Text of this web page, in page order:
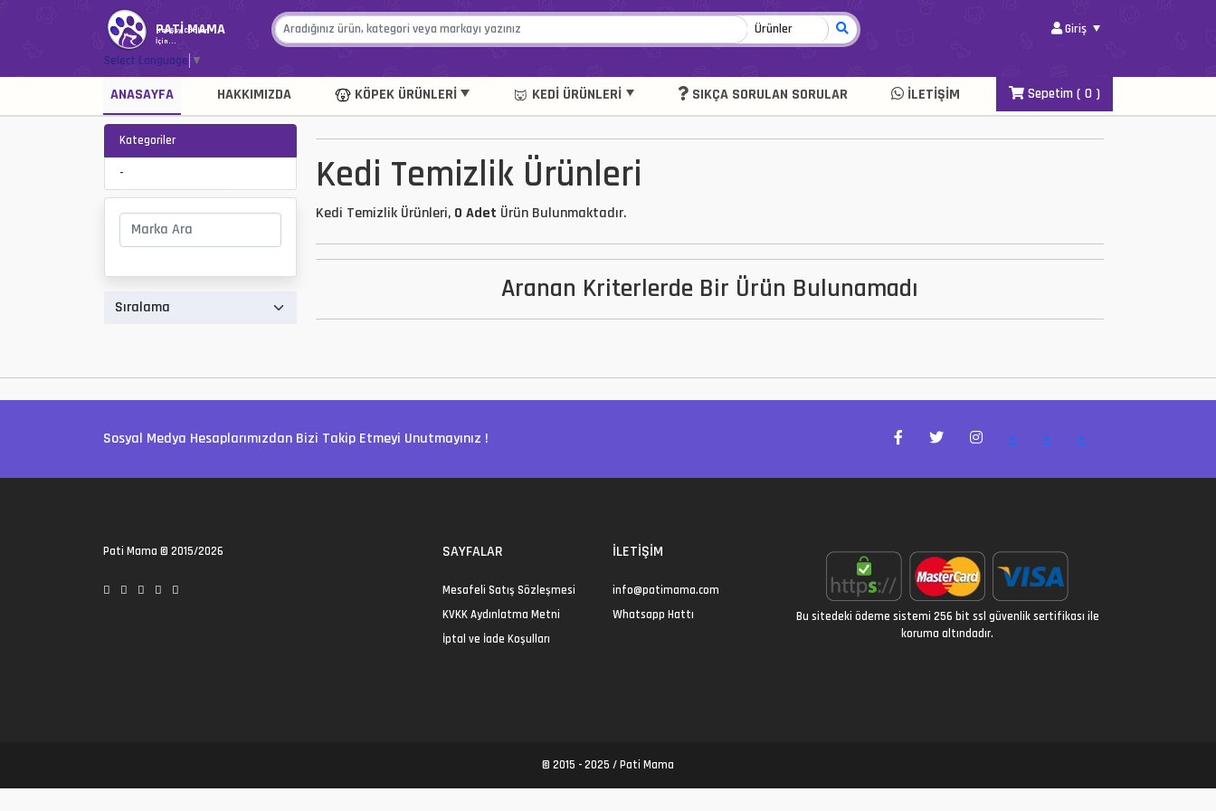
PATİ MAMA
Her Şey Canlar
İçin...
Giriş
Select Language ▼
ANASAYFA HAKKIMIZDA KÖPEK ÜRÜNLERI KEDI ÜRÜNLERI SIKÇA SORULAN SORULAR İLETIŞIM Sepetim ( 0)
Kategoriler
- Kedi Temizlik Ürünleri
Kedi Temizlik Ürünleri, 0 Adet Ürün Bulunmaktadır.
Aranan Kriterlerde Bir Ürün Bulunamadı
Sosyal Medya Hesaplarımızdan Bizi Takip Etmeyi Unutmayınız ! > > >
Pati Mama © 2015/2026 SAYFALAR
Mesafeli Satış Sözleşmesi
KVKK Aydınlatma Metni
İptal ve İade Koşulları
İLETIŞIM
info@patimama.com
Whatsapp Hattı
Bu sitedeki ödeme sistemi 256 bit ssl güvenlik sertifikası ile
koruma altındadır.
© 2015 - 2025 /Pati Mama